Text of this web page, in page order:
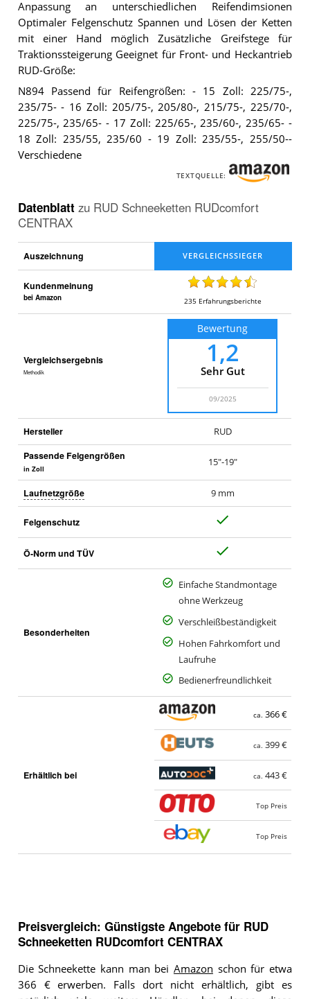
Anpassung an unterschiedlichen Reifendimsionen
Optimaler Felgenschutz Spannen und Lösen der Ketten
mit einer Hand möglich Zusätzliche Greifstege für
Traktionssteigerung Geeignet für Front- und Heckantrieb
RUD-Größe:
N894 Passend für Reifengrößen: - 15 Zoll: 225/75-,
235/75- - 16 Zoll: 205/75-, 205/80-, 215/75-, 225/70-,
225/75-, 235/65- - 17 Zoll: 225/65-, 235/60-, 235/65- -
18 Zoll: 235/55, 235/60 - 19 Zoll: 235/55-, 255/50--
Verschiedene
TEXTQUELLE:
Datenblatt zu RUD Schneeketten RUDcomfort
CENTRAX
Auszeichnung
Kundenmeinung
bei Amazon 235 Erfahrungsberichte
Vergleichsergebnis
Methodik
Bewertung
1,2
Sehr Gut
09/2025
Hersteller RUD
Passende Felgengrößen
in Zoll
15"-19"
Laufnetzgröße 9 mm
Felgenschutz
a
Ö-Norm und TÜV
a
Besonderheiten
Einfache Standmontage
ohne Werkzeug
Verschleißbeständigkeit
Hohen Fahrkomfort und
Laufruhe
Bedienerfreundlichkeit
Erhältlich bei
ca. 366 €
ca. 399 €
ca. 443 €
Top Preis
Top Preis
Preisvergleich: Günstigste Angebote für RUD
Schneeketten RUDcomfort CENTRAX
Die Schneekette kann man bei Amazon schon für etwa
366 € erwerben. Falls dort nicht erhältlich, gibt es